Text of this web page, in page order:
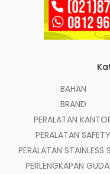
BAHAN
BRAND
PERALATAN
PERALATAN SAFETY
PERALATAN STAINLESS
PERLENGKAPAN